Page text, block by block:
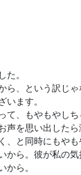
。
ら、という訳じ
ます。
て、もやもやし
を思い出したら
、と同時にもや
から。彼が私の
ら。